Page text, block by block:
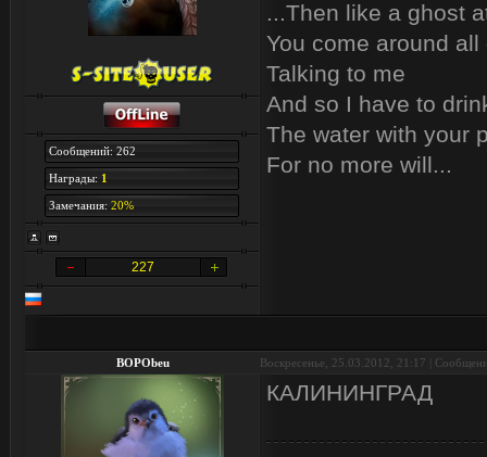
Сообщений: 262
Награды: 1
Замечания: 20%
227
...Then like a ghost
You come around
Talking to me
And so I have to
The water with your
For no more will...
BOPObeu Воскресенье, 25.03.2012, 21:17 |
КАЛИНИНГРАД